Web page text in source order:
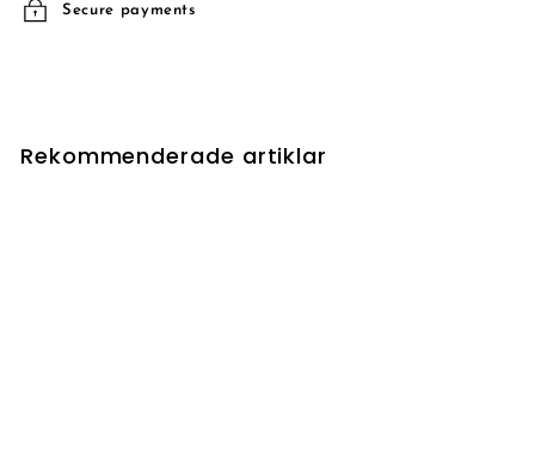
Secure payments
Rekommenderade artiklar